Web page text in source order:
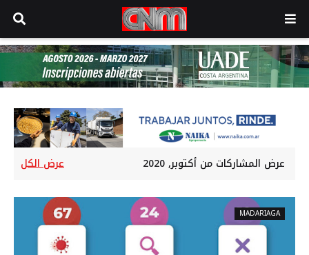
عرض المشاركات من أكتوبر, 2020 عرض الكل
MADARIAGA